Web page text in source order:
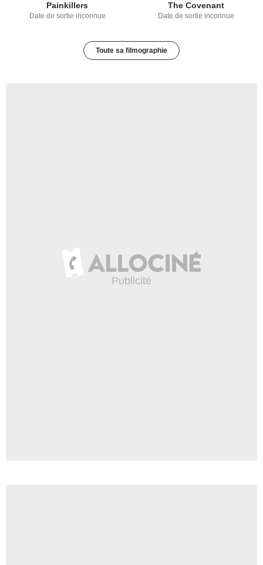
Painkillers
Date de sortie inconnue
The Covenant
Date de sortie inconnue
Toute sa filmographie